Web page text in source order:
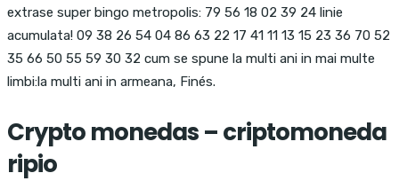
extrase super bingo metropolis: 79 56 18 02 39 24 linie
acumulata! 09 38 26 54 04 86 63 22 17 41 11 13 15 23 36 70 52
35 66 50 55 59 30 32 cum se spune la multi ani in mai multe
limbi:la multi ani in armeana, Finés.
Crypto monedas – criptomoneda
ripio